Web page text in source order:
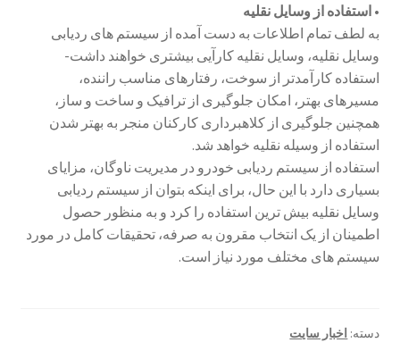
• استفاده از وسایل نقلیه
به لطف تمام اطلاعات به دست آمده از سیستم های ردیابی
وسایل نقلیه، وسایل نقلیه کارآیی بیشتری خواهند داشت-
استفاده کارآمدتر از سوخت، رفتارهای مناسب راننده،
مسیرهای بهتر، امکان جلوگیری از ترافیک و ساخت و ساز،
همچنین جلوگیری از کلاهبرداری کارکنان منجر به بهتر شدن
استفاده از وسیله نقلیه خواهد شد.
استفاده از سیستم ردیابی خودرو در مدیریت ناوگان، مزایای
بسیاری دارد با این حال، برای اینکه بتوان از سیستم ردیابی
وسایل نقلیه بیش ترین استفاده را کرد و به منظور حصول
اطمینان از یک انتخاب مقرون به صرفه، تحقیقات کامل در مورد
سیستم های مختلف مورد نیاز است.
دسته: اخبار سایت